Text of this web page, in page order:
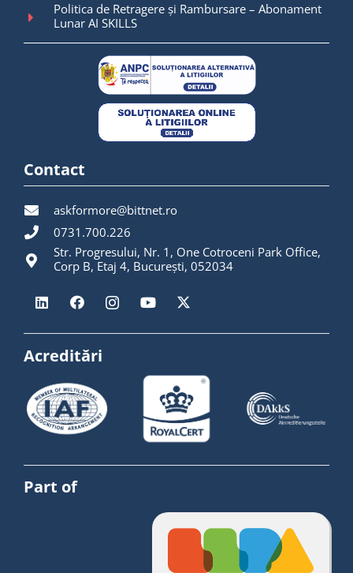
Politica de Retragere și Rambursare – Abonament
Lunar AI SKILLS
Contact
askformore@bittnet.ro
0731.700.226
Str. Progresului, Nr. 1, One Cotroceni Park Office,
Corp B, Etaj 4, București, 052034
Acreditări
Part of